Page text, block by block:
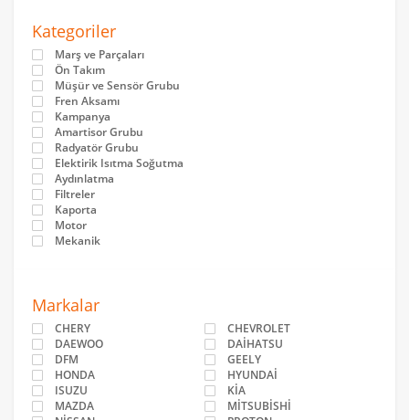
Kategoriler
Marş ve Parçaları
Ön Takım
Müşür ve Sensör Grubu
Fren Aksamı
Kampanya
Amartisor Grubu
Radyatör Grubu
Elektirik Isıtma Soğutma
Aydınlatma
Filtreler
Kaporta
Motor
Mekanik
Markalar
CHERY
CHEVROLET
DAEWOO
DAİHATSU
DFM
GEELY
HONDA
HYUNDAİ
ISUZU
KİA
MAZDA
MİTSUBİSHİ